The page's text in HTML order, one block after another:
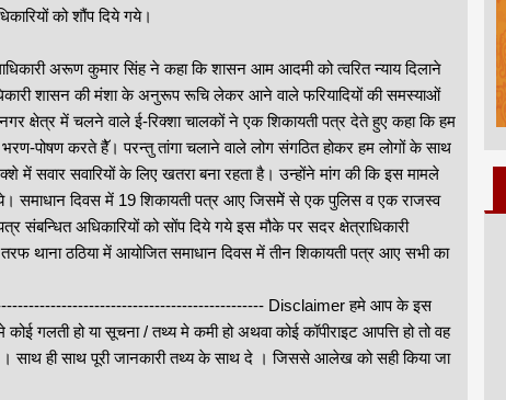
को शौंप दिये गये।
अरूण कुमार सिंह ने कहा कि शासन आम आदमी को त्वरित न्याय दिलाने
शासन की मंशा के अनुरूप रूचि लेकर आने वाले फरियादियों की समस्याओं
नगर क्षेत्र में चलने वाले ई-रिक्शा चालकों ने एक शिकायती पत्र देते हुए कहा कि हम
भरण-पोषण करते हैॅ। परन्तु तांगा चलाने वाले लोग संगठित होकर हम लोगों के साथ
में सवार सवारियों के लिए खतरा बना रहता है। उन्होंने मांग की कि इस मामले
समाधान दिवस में 19 शिकायती पत्र आए जिसमेें से एक पुलिस व एक राजस्व
संबन्धित अधिकारियों को सोंप दिये गये इस मौके पर सदर क्षेत्राधिकारी
तरफ थाना ठठिया में आयोजित समाधान दिवस में तीन शिकायती पत्र आए सभी का
Disclaimer हमे आप के इस
गलती हो या सूचना / तथ्य मे कमी हो अथवा कोई कॉपीराइट आपत्ति हो तो वह
ही साथ पूरी जानकारी तथ्य के साथ दे । जिससे आलेख को सही किया जा